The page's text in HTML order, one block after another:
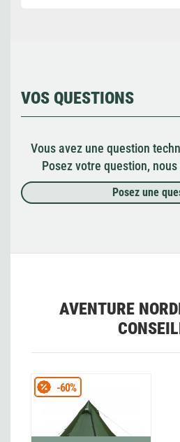
VOS QUESTIONS
Vous avez une question
Posez votre question,
Posez une
AVENTURE
-60%